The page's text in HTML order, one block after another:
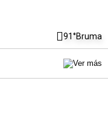
91°Bruma